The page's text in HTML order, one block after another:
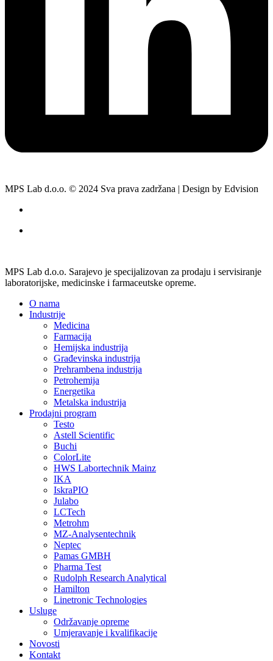
MPS Lab d.o.o. © 2024 Sva prava zadržana | Design by Edvision
MPS Lab d.o.o. Sarajevo je specijalizovan za prodaju i servisiranje
laboratorijske, medicinske i farmaceutske opreme.
O nama
Industrije
Medicina
Farmacija
Hemijska industrija
Građevinska industrija
Prehrambena industrija
Petrohemija
Energetika
Metalska industrija
Prodajni program
Testo
Astell Scientific
Buchi
ColorLite
HWS Labortechnik Mainz
IKA
IskraPIO
Julabo
LCTech
Metrohm
MZ-Analysentechnik
Neptec
Pamas GMBH
Pharma Test
Rudolph Research Analytical
Hamilton
Linetronic Technologies
Usluge
Održavanje opreme
Umjeravanje i kvalifikacije
Novosti
Kontakt